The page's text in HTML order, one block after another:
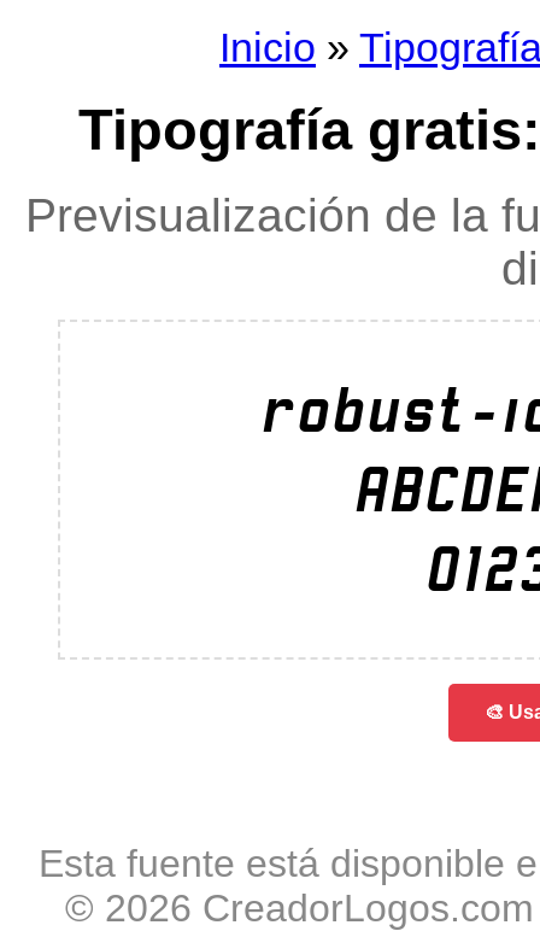
Inicio »
Tipografía
Previsualización de la
robust-
🎨
Esta fuente está disponible
© 2026